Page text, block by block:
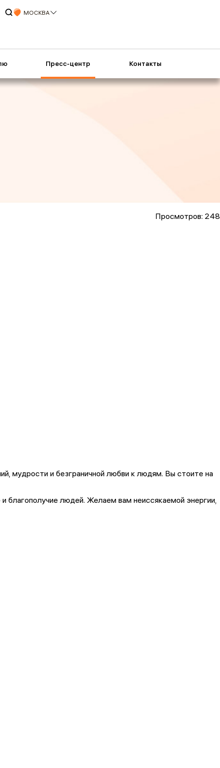
МОСКВА
Пресс-центр Контакты
Просмотров: 248
мудрости и безграничной любви к людям. Вы стоите на
благополучие людей. Желаем вам неиссякаемой энергии,